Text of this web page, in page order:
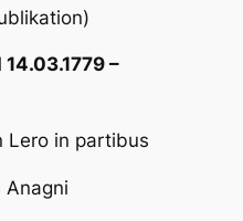
–
Lero in partibus
Anagni